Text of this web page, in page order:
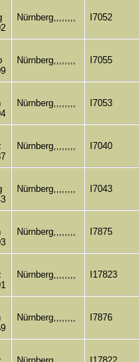
Nürnberg,,,,,,,, I7052
Nürnberg,,,,,,,, I7055
Nürnberg,,,,,,,, I7053
Nürnberg,,,,,,,, I7040
Nürnberg,,,,,,,, I7043
Nürnberg,,,,,,,, I7875
Nürnberg,,,,,,,, I17823
Nürnberg,,,,,,,, I7876